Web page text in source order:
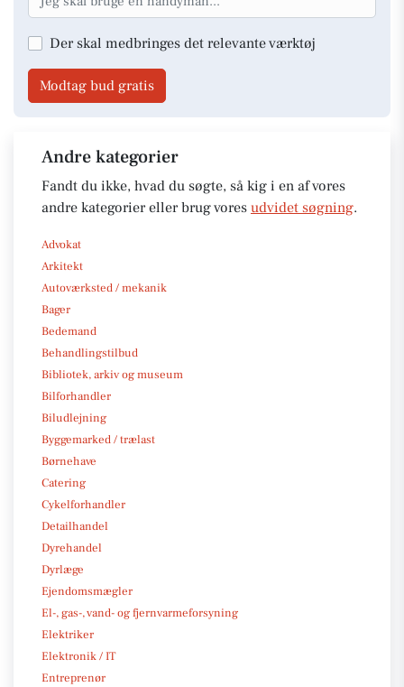
Der skal medbringes det relevante værktøj
Modtag bud gratis
Andre kategorier
Fandt du ikke, hvad du søgte, så kig i en af vores
andre kategorier eller brug vores udvidet søgning.
Advokat
Arkitekt
Autoværksted / mekanik
Bager
Bedemand
Behandlingstilbud
Bibliotek, arkiv og museum
Bilforhandler
Biludlejning
Byggemarked / trælast
Børnehave
Catering
Cykelforhandler
Detailhandel
Dyrehandel
Dyrlæge
Ejendomsmægler
El-, gas-, vand- og fjernvarmeforsyning
Elektriker
Elektronik / IT
Entreprenør